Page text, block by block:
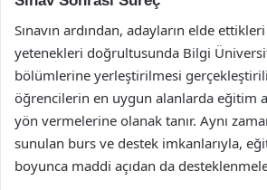
Sınavın ardından, adayların elde
yetenekleri doğrultusunda Bilgi
bölümlerine yerleştirilmesi
öğrencilerin en uygun alanlarda eğitim
yön vermelerine olanak tanır. Aynı
sunulan burs ve destek imkanlarıyla,
boyunca maddi açıdan da